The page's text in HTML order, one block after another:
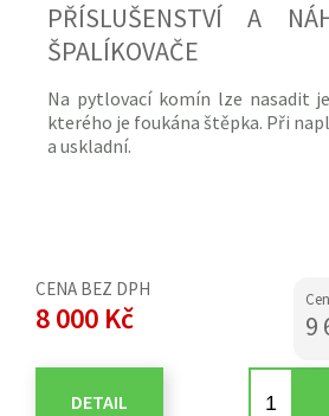
PŘÍSLUŠENSTVÍ A
ŠPALÍKOVAČE
Na pytlovací komín lze nasadit
kterého je foukána štěpka. Při
a uskladní.
CENA BEZ DPH
8 000 Kč 9
DETAIL